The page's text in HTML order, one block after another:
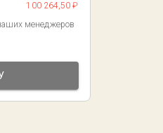
100 264,50 ₽
менеджеров